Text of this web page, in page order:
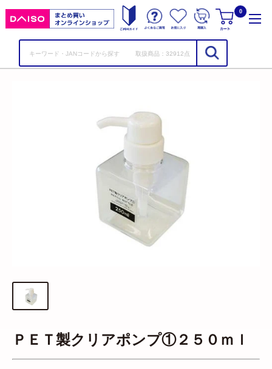
コ
ツ
取扱商品：32912点
0
ＰＥＴ製クリアポンプ①２５０ｍｌ